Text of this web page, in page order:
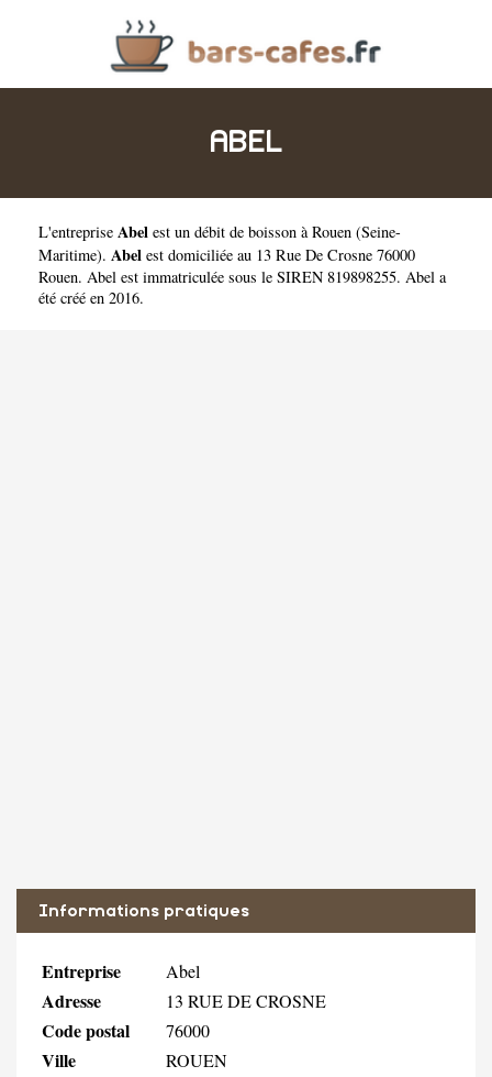
ABEL
L'entreprise Abel est un débit de boisson à Rouen (Seine-
Maritime). Abel est domiciliée au 13 Rue De Crosne 76000
Rouen. Abel est immatriculée sous le SIREN 819898255. Abel a
été créé en 2016.
Informations pratiques
Entreprise Abel
Adresse 13 RUE DE CROSNE
Code postal 76000
Ville ROUEN